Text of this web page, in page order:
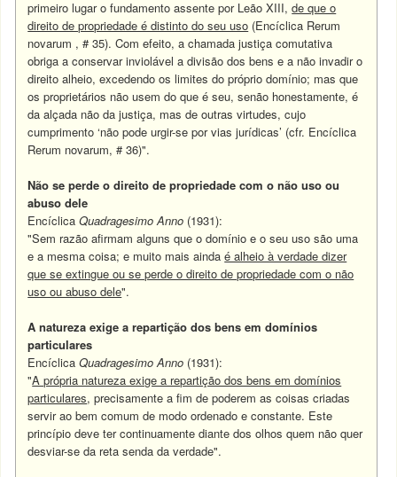
primeiro lugar o fundamento assente por Leão XIII,de que o
direito de propriedade é distinto do seu uso (Encíclica Rerum
novarum , # 35). Com efeito, a chamada justiça comutativa
obriga a conservar inviolável a divisão dos bens e a não invadir o
direito alheio, excedendo os limites do próprio domínio; mas que
os proprietários não usem do que é seu, senão honestamente, é
da alçada não da justiça, mas de outras virtudes, cujo
cumprimento ‘não pode urgir-se por vias jurídicas’ (cfr. Encíclica
Rerum novarum, # 36)".
Não se perde o direito de propriedade com o não uso ou
abuso dele
EncíclicaQuadragesimo Anno (1931):
"Sem razão afirmam alguns que o domínio e o seu uso são uma
e a mesma coisa; e muito mais aindaé alheio à verdade dizer
que se extingue ou se perde o direito de propriedade com o não
uso ou abuso dele".
A natureza exige a repartição dos bens em domínios
particulares
EncíclicaQuadragesimo Anno (1931):
"A própria natureza exige a repartição dos bens em domínios
particulares, precisamente a fim de poderem as coisas criadas
servir ao bem comum de modo ordenado e constante. Este
princípio deve ter continuamente diante dos olhos quem não quer
desviar-se da reta senda da verdade".